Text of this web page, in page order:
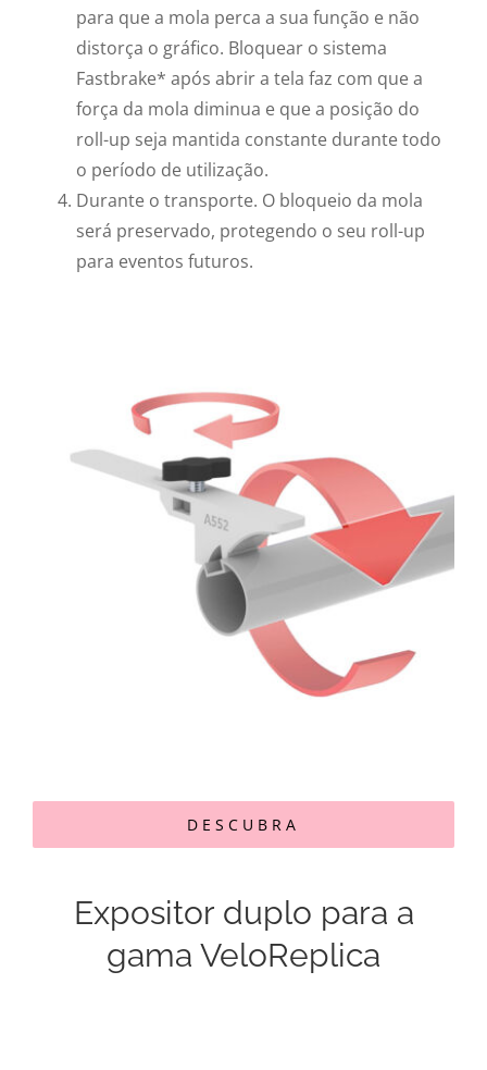
para que a mola perca a sua função e não
distorça o gráfico. Bloquear o sistema
Fastbrake* após abrir a tela faz com que a
força da mola diminua e que a posição do
roll-up seja mantida constante durante todo
o período de utilização.
Durante o transporte. O bloqueio da mola
será preservado, protegendo o seu roll-up
para eventos futuros.
DESCUBRA
Expositor duplo para a
gama VeloReplica